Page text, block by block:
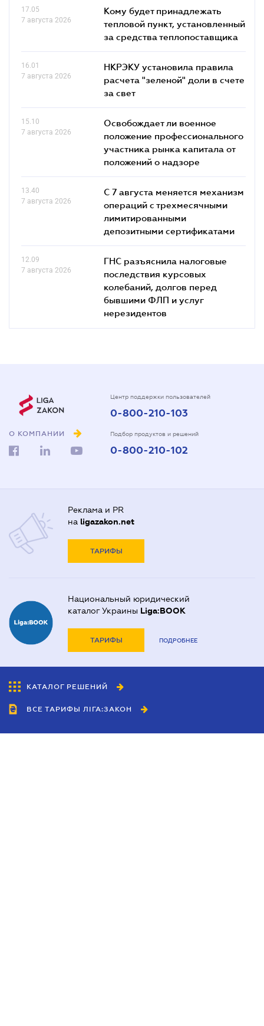
17.05
7 августа 2026
Кому будет принадлежать
тепловой пункт, установленный
за средства теплопоставщика
16.01
7 августа 2026
НКРЭКУ установила правила
расчета "зеленой" доли в счете
за свет
15.10
7 августа 2026
Освобождает ли военное
положение профессионального
участника рынка капитала от
положений о надзоре
13.40
7 августа 2026
С 7 августа меняется механизм
операций с трехмесячными
лимитированными
депозитными сертификатами
12.09
7 августа 2026
ГНС разъяснила налоговые
последствия курсовых
колебаний, долгов перед
бывшими ФЛП и услуг
нерезидентов
О КОМПАНИИ
Центр поддержки пользователей
0-800-210-103
Подбор продуктов и решений
0-800-210-102
Реклама и PR
на ligazakon.net
ТАРИФЫ
Национальный юридический
каталог Украины Liga:BOOK
ТАРИФЫ ПОДРОБНЕЕ
КАТАЛОГ РЕШЕНИЙ
ВСЕ ТАРИФЫ ЛІГА:ЗАКОН